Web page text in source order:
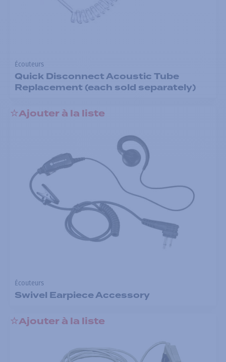
Écouteurs
Quick Disconnect Acoustic Tube
Replacement (each sold separately)
Ajouter à la liste
Écouteurs
Swivel Earpiece Accessory
Ajouter à la liste